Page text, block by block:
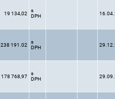
19 134,02
s
DPH
238 191.02
s
DPH
178 768,97
s
DPH